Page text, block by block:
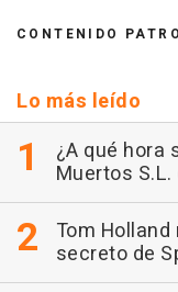
CONTENIDO
Lo más leído
¿A qué hora
Muertos
Tom
secreto de